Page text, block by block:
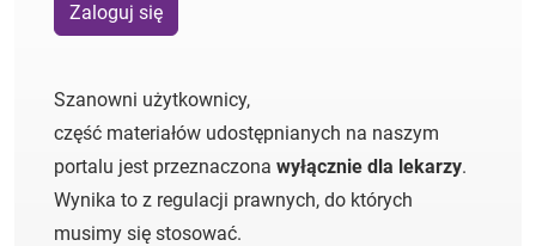
Zaloguj się
Szanowni użytkownicy,
część materiałów udostępnianych na naszym
portalu jest przeznaczona wyłącznie dla lekarzy.
Wynika to z regulacji prawnych, do których
musimy się stosować.